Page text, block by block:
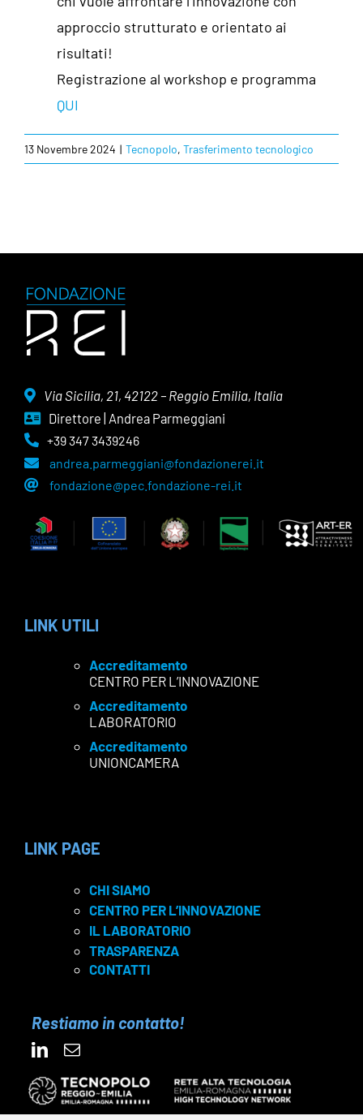
approccio strutturato e orientato ai
risultati!
Registrazione al workshop e programma
QUI
13 Novembre 2024 | Tecnopolo, Trasferimento tecnologico
Via Sicilia, 21, 42122 – Reggio Emilia, Italia
Direttore | Andrea Parmeggiani
+39 347 3439246
andrea.parmeggiani@fondazionerei.it
fondazione@pec.fondazione-rei.it
LINK UTILI
Accreditamento
CENTRO PER L’INNOVAZIONE
Accreditamento
LABORATORIO
Accreditamento
UNIONCAMERA
LINK PAGE
CHI SIAMO
CENTRO PER L’INNOVAZIONE
IL LABORATORIO
TRASPARENZA
CONTATTI
Restiamo in contatto!